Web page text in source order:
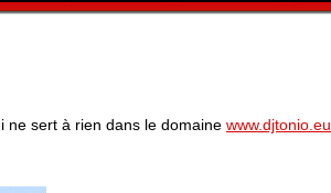
ne sert à rien dans le domaine www.djtonio.eu